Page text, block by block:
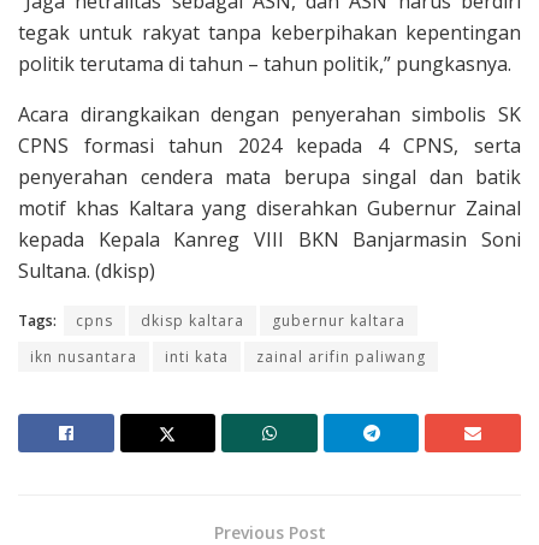
tegak untuk rakyat tanpa keberpihakan kepentingan
politik terutama di tahun – tahun politik,” pungkasnya.
Acara dirangkaikan dengan penyerahan simbolis SK
CPNS formasi tahun 2024 kepada 4 CPNS, serta
penyerahan cendera mata berupa singal dan batik
motif khas Kaltara yang diserahkan Gubernur Zainal
kepada Kepala Kanreg VIII BKN Banjarmasin Soni
Sultana. (dkisp)
Tags: cpns dkisp kaltara
gubernur kaltara
ikn nusantara
inti kata zainal arifin paliwang
Previous Post